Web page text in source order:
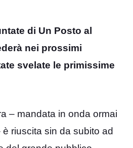
di Un Posto al
nei prossimi
svelate le primissime
– mandata in onda ormai
riuscita sin da subito ad